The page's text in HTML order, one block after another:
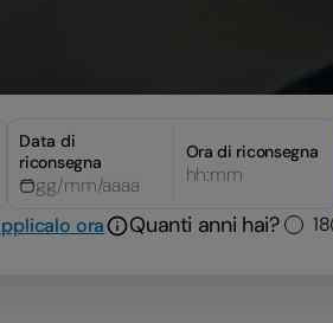
Data di
riconsegna
Ora di riconsegna
hh:mm
ora Quanti anni hai? 18